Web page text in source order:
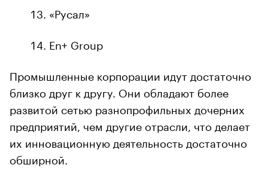
«Русал»
En+ Group
Промышленные корпорации идут достаточно
близко друг к другу. Они обладают более
развитой сетью разнопрофильных дочерних
предприятий, чем другие отрасли, что делает
их инновационную деятельность достаточно
обширной.